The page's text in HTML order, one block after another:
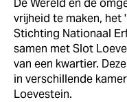
vrijheid te maken, het
Stichting Nationaal
samen met Slot
van een kwartier.
in verschillende
Loevestein.